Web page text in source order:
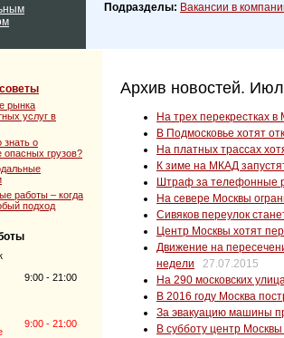
Подразделы: Вакансии в
рынка
услуг в
знать о
опасных грузов?
работы – когда
подход
9:00 - 21:00
9:00 - 21:00
Архив новостей.
На трех перекрестках
В Подмосковье хотят
На платных трассах
К зиме на МКАД
Штраф за телефонные
На севере Москвы
Сивяков переулок
Центр Москвы хотят
Движение на
недели
27.07.2015
На 290 московских
В 2016 году Москва
За эвакуацию машины
В субботу центр